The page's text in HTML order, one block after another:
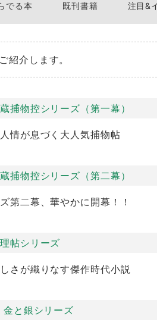
でる本 既刊書籍 注目&
紹介します。
物控シリーズ（第一幕）
情が息づく大人気捕物帖
物控シリーズ（第二幕）
第二幕、華やかに開幕！！
帖シリーズ
さが織りなす傑作時代小説
と銀シリーズ